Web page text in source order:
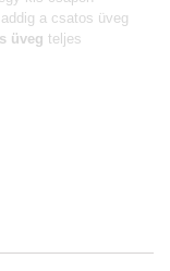
a csatos üveg
üveg teljes